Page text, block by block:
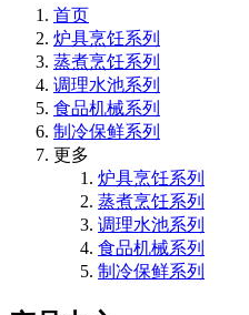
首页
炉具烹饪系列
蒸煮烹饪系列
调理水池系列
食品机械系列
制冷保鲜系列
更多
炉具烹饪系列
蒸煮烹饪系列
调理水池系列
食品机械系列
制冷保鲜系列